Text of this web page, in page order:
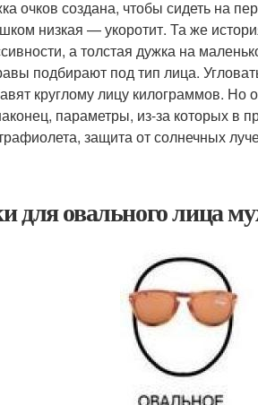
очков создана, чтобы сидеть на
низкая — укоротит. Та же
а толстая дужка на
подбирают под тип лица.
круглому лицу килограммов. Но
параметры, из-за которых в
защита от солнечных
для овального лица